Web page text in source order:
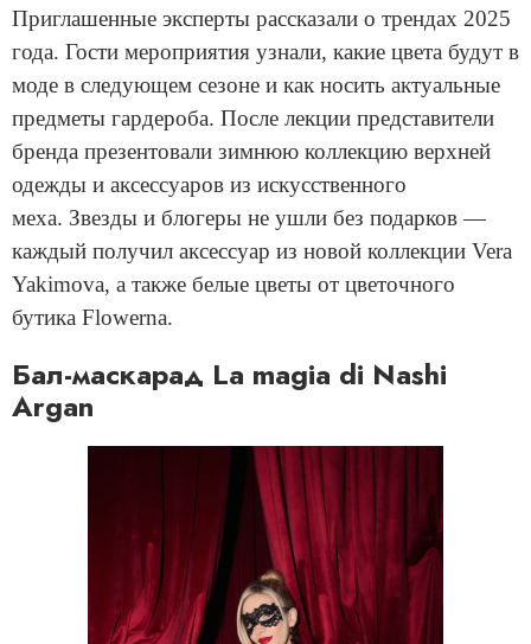
Приглашенные эксперты рассказали о трендах 2025
года. Гости мероприятия узнали, какие цвета будут в
моде в следующем сезоне и как носить актуальные
предметы гардероба. После лекции представители
бренда презентовали зимнюю коллекцию верхней
одежды и аксессуаров из искусственного
меха. Звезды и блогеры не ушли без подарков —
каждый получил аксессуар из новой коллекции Vera
Yakimova, а также белые цветы от цветочного
бутика Flowerna.
Бал-маскарад La magia di Nashi
Argan